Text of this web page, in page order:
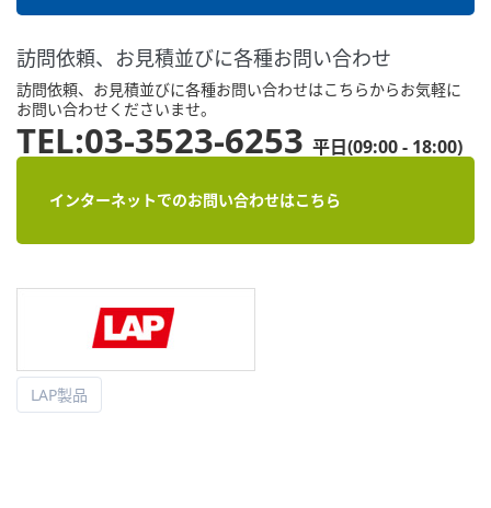
訪問依頼、お見積並びに各種お問い合わせ
訪問依頼、お見積並びに各種お問い合わせはこちらからお気軽に
お問い合わせくださいませ。
TEL:03-3523-6253 平日(09:00 - 18:00)
インターネットでのお問い合わせはこちら
LAP製品